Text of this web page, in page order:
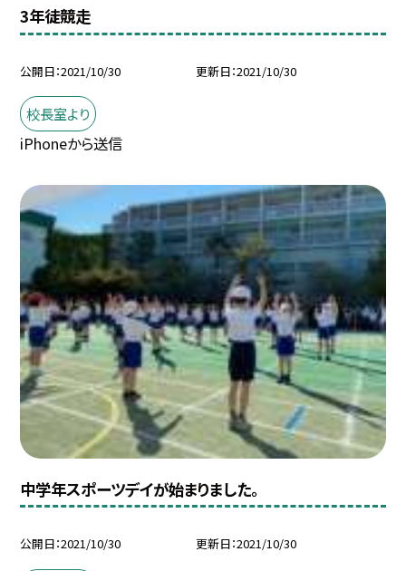
3年徒競走
公開日 2021/10/30 更新日 2021/10/30
校長室より
iPhoneから送信
中学年スポーツデイが始まりました。
公開日 2021/10/30 更新日 2021/10/30